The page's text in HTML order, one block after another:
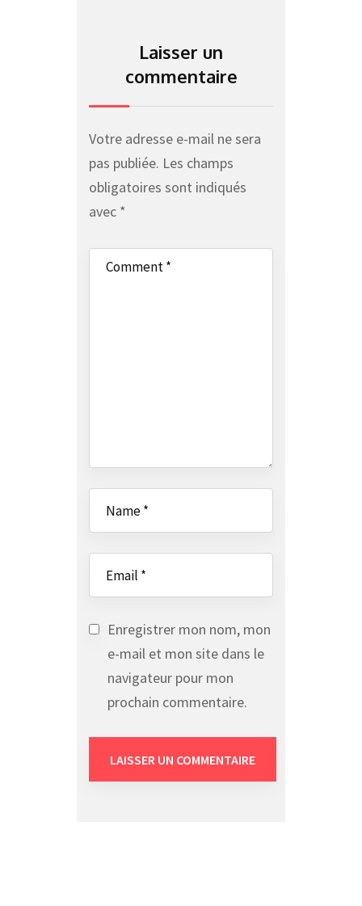
Laisser un
commentaire
Votre adresse e-mail ne sera
pas publiée. Les champs
obligatoires sont indiqués
avec *
Enregistrer mon nom, mon
e-mail et mon site dans le
navigateur pour mon
prochain commentaire.